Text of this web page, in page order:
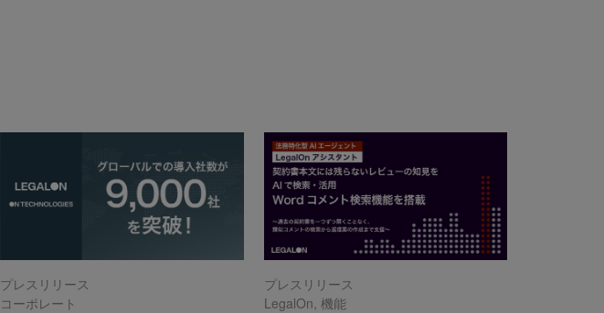
プレスリリース
コーポレート
プレスリリース
LegalOn ,機能